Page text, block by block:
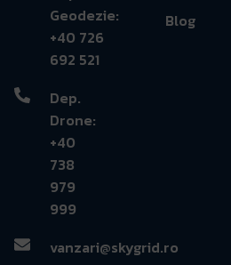
Geodezie:
+40 726
692 521
Dep.
Drone:
+40
738
979
999
vanzari@skygrid.ro
Blog